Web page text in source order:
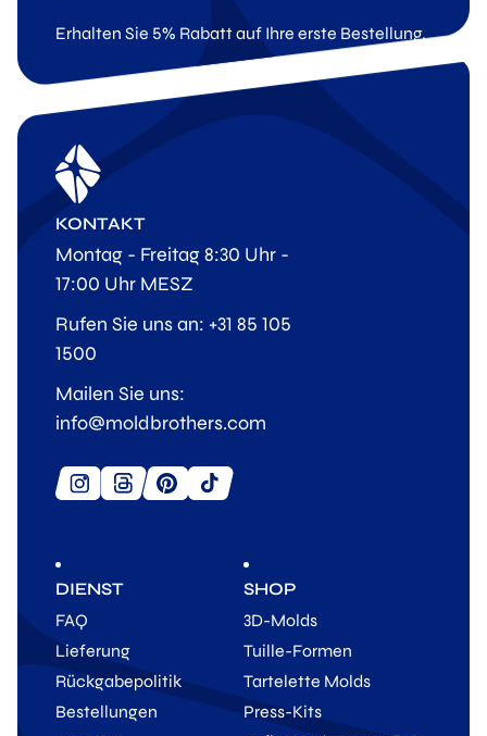
Erhalten Sie 5% Rabatt auf Ihre erste Bestellung.
DIENST
FAQ
Lieferung
Rückgabepolitik
Bestellungen
SHOP
3D-Molds
Tuille-Formen
Tartelette Molds
Press-Kits
KONTAKT
Montag - Freitag 8:30 Uhr -
17:00 Uhr MESZ
Rufen Sie uns an: +31 85 105
1500
Mailen Sie uns:
info@moldbrothers.com